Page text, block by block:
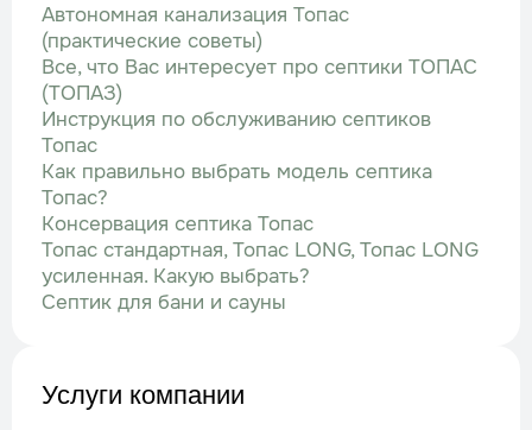
Автономная канализация Топас
(практические советы)
Все, что Вас интересует про септики ТОПАС
(ТОПАЗ)
Инструкция по обслуживанию септиков
Топас
Как правильно выбрать модель септика
Топас?
Консервация септика Топас
Топас стандартная, Топас LONG, Топас LONG
усиленная. Какую выбрать?
Септик для бани и сауны
Услуги компании